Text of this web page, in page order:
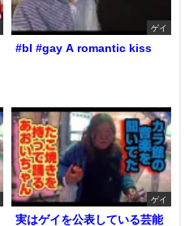
ゲイ
#bl #gay A romantic kiss
ゲイ
実はゲイを公表している芸能